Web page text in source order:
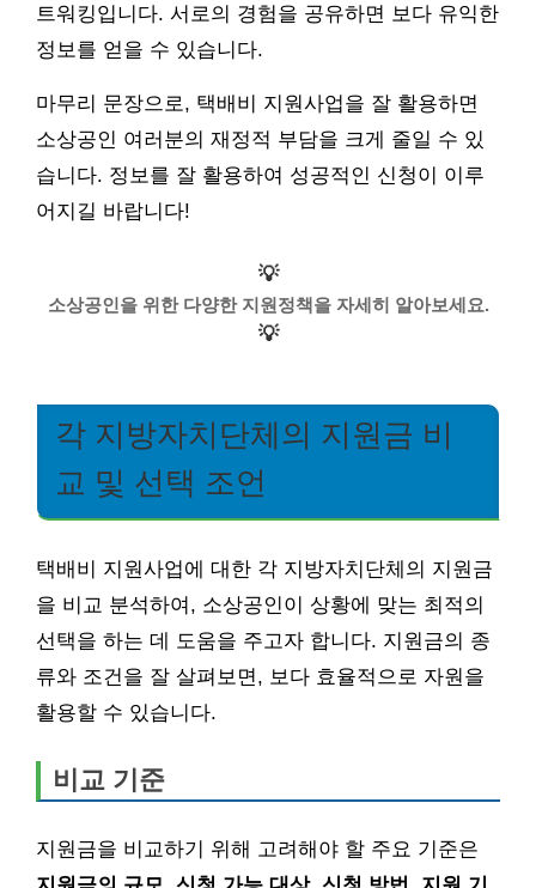
트워킹입니다. 서로의 경험을 공유하면 보다 유익한
정보를 얻을 수 있습니다.
마무리 문장으로, 택배비 지원사업을 잘 활용하면
소상공인 여러분의 재정적 부담을 크게 줄일 수 있
습니다. 정보를 잘 활용하여 성공적인 신청이 이루
어지길 바랍니다!
💡
소상공인을 위한 다양한 지원정책을 자세히 알아보세요.
💡
각 지방자치단체의 지원금 비
교 및 선택 조언
택배비 지원사업에 대한 각 지방자치단체의 지원금
을 비교 분석하여, 소상공인이 상황에 맞는 최적의
선택을 하는 데 도움을 주고자 합니다. 지원금의 종
류와 조건을 잘 살펴보면, 보다 효율적으로 자원을
활용할 수 있습니다.
비교 기준
지원금을 비교하기 위해 고려해야 할 주요 기준은